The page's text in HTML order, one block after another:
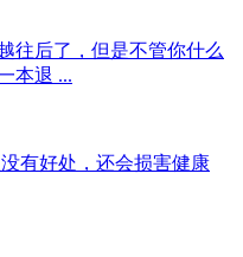
往后了，但是不管你什么
本退 ...
有好处，还会损害健康